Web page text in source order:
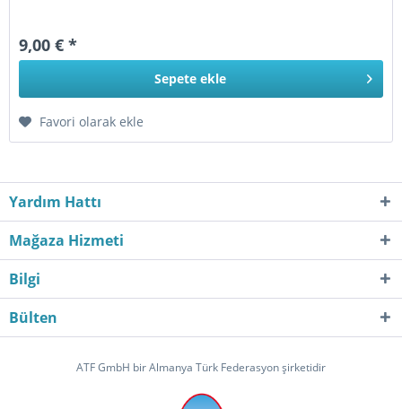
9,00 € *
Sepete ekle
Favori olarak ekle
Yardım Hattı
Mağaza Hizmeti
Bilgi
Bülten
ATF GmbH bir Almanya Türk Federasyon şirketidir